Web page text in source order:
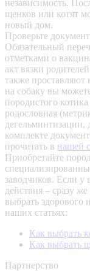
независимость.
щенков или котят
новый дом.
Проверьте
Обязательный
отметками о
акт вязки
также
на собаку вы
породистого
родословная
комплекте
прочитать в нашей
Приобретайте
заводчиков. Если у
действия – сразу
выбрать здорового
наших статьях:
Как выбрать
Как выбрать
Партнерство